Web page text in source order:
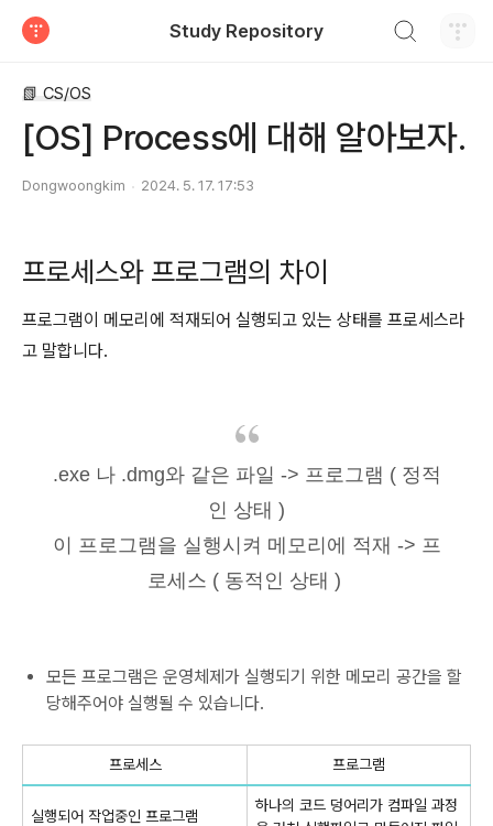
Study Repository
📗 CS/OS
[OS] Process에 대해 알아보자.
Dongwoongkim 2024. 5. 17. 17:53
프로세스와 프로그램의 차이
프로그램이 메모리에 적재되어 실행되고 있는 상태를 프로세스라
고 말합니다.
.exe 나 .dmg와 같은 파일 -> 프로그램 ( 정적
인 상태 )
이 프로그램을 실행시켜 메모리에 적재 -> 프
로세스 ( 동적인 상태 )
모든 프로그램은 운영체제가 실행되기 위한 메모리 공간을 할
당해주어야 실행될 수 있습니다.
프로세스 프로그램
실행되어 작업중인 프로그램
하나의 코드 덩어리가 컴파일 과정